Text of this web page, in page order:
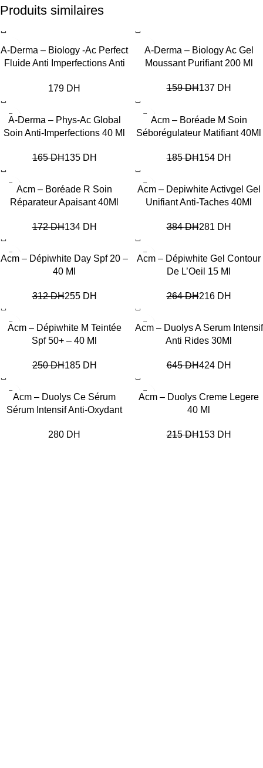
Produits similaires
A-Derma – Biology -Ac Perfect
Fluide Anti Imperfections Anti
DH
A-Derma – Biology Ac Gel
Moussant Purifiant 200 Ml
159DH137 DH
A-Derma – Phys-Ac Global
Soin Anti-Imperfections 40 Ml
165DH135 DH
Acm – Boréade M Soin
Séborégulateur Matifiant 40Ml
185DH154 DH
Acm – Boréade R Soin
Réparateur Apaisant 40Ml
172DH134 DH
Acm – Depiwhite Activgel Gel
Unifiant Anti-Taches 40Ml
384DH281 DH
Acm – Dépiwhite Day Spf 20 –
40 Ml
312DH255 DH
Acm – Dépiwhite Gel Contour
De L’Oeil 15 Ml
264DH216 DH
Acm – Dépiwhite M Teintée
Spf 50+ – 40 Ml
250DH185 DH
Acm – Duolys A Serum Intensif
Anti Rides 30Ml
645DH424 DH
Acm – Duolys Ce Sérum
Sérum Intensif Anti-Oxydant
DH
Acm – Duolys Creme Legere
40 Ml
215DH153 DH